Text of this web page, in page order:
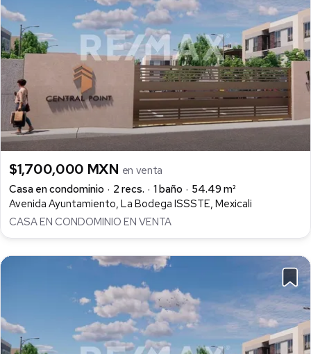
$1,700,000 MXN en venta
Casa en condominio
2 recs. 1 baño
54.49 m²
Avenida Ayuntamiento, La Bodega ISSSTE, Mexicali
CASA EN CONDOMINIO EN VENTA